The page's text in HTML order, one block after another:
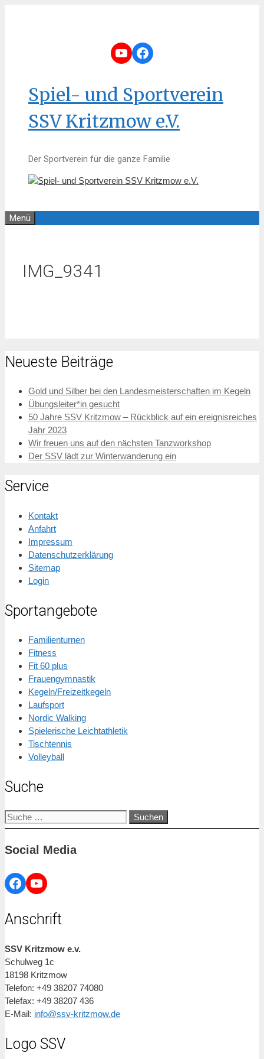
YouTube
Facebook
Spiel- und Sportverein
SSV Kritzmow e.V.
Der Sportverein für die ganze Familie
Menü
IMG_9341
Neueste Beiträge
Gold und Silber bei den Landesmeisterschaften im Kegeln
Übungsleiter*in gesucht
50 Jahre SSV Kritzmow – Rückblick auf ein ereignisreiches
Jahr 2023
Wir freuen uns auf den nächsten Tanzworkshop
Der SSV lädt zur Winterwanderung ein
Service
Kontakt
Anfahrt
Impressum
Datenschutzerklärung
Sitemap
Login
Sportangebote
Familienturnen
Fitness
Fit 60 plus
Frauengymnastik
Kegeln/Freizeitkegeln
Laufsport
Nordic Walking
Spielerische Leichtathletik
Tischtennis
Volleyball
Suche
Suche
nach:
Social Media
Facebook
YouTube
Anschrift
SSV Kritzmow e.v.
Schulweg 1c
18198 Kritzmow
Telefon: +49 38207 74080
Telefax: +49 38207 436
E-Mail: info@ssv-kritzmow.de
Logo SSV